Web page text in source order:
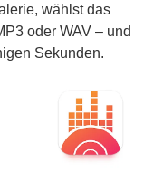
wählst das
oder WAV – und
Sekunden.